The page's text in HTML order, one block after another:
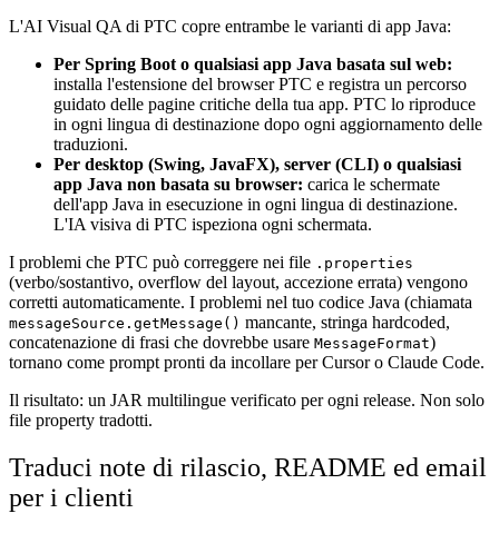
L'AI Visual QA di PTC copre entrambe le varianti di app Java:
Per Spring Boot o qualsiasi app Java basata sul web:
installa l'estensione del browser PTC e registra un percorso
guidato delle pagine critiche della tua app. PTC lo riproduce
in ogni lingua di destinazione dopo ogni aggiornamento delle
traduzioni.
Per desktop (Swing, JavaFX), server (CLI) o qualsiasi
app Java non basata su browser: carica le schermate
dell'app Java in esecuzione in ogni lingua di destinazione.
L'IA visiva di PTC ispeziona ogni schermata.
I problemi che PTC può correggere nei file .properties
(verbo/sostantivo, overflow del layout, accezione errata) vengono
corretti automaticamente. I problemi nel tuo codice Java (chiamata
messageSource.getMessage() mancante, stringa hardcoded,
concatenazione di frasi che dovrebbe usare MessageFormat)
tornano come prompt pronti da incollare per Cursor o Claude Code.
Il risultato: un JAR multilingue verificato per ogni release. Non solo
file property tradotti.
Traduci note di rilascio, README ed email
per i clienti